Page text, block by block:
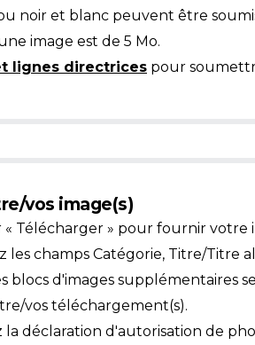
noir et blanc peuvent être
image est de 5 Mo.
lignes directrices pour
vos image(s)
« Télécharger » pour fournir votre
les champs Catégorie, Titre/Titre
blocs d'images supplémentaires
vos téléchargement(s).
la déclaration d'autorisation de